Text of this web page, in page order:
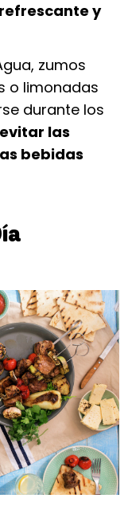
y
zumos
o limonadas
durante los
las
bebidas